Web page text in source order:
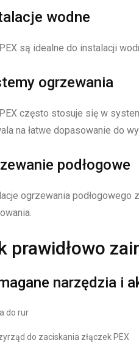
wodne
są idealne do instalacji
ogrzewania
często stosuje się w
na łatwe dopasowanie do
podłogowe
ogrzewania
prawidłowo
narzędzia i
do rur
do zaciskania złączek PEX